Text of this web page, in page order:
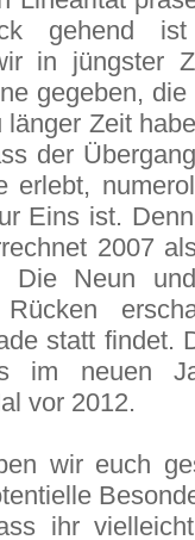
gehend
in jüngster
gegeben, die
Zeit
der
erlebt,
Eins ist.
2007
Die Neun
statt findet.
neuen
vor 2012.
wir euch
ihr